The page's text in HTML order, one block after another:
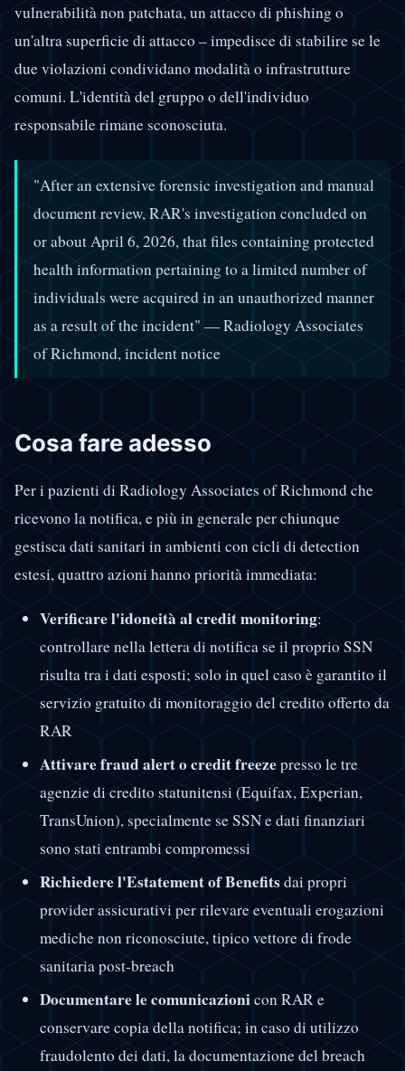
vulnerabilità non patchata, un attacco di phishing o
un'altra superficie di attacco – impedisce di stabilire se le
due violazioni condividano modalità o infrastrutture
comuni. L'identità del gruppo o dell'individuo
responsabile rimane sconosciuta.
"After an extensive forensic investigation and manual
document review, RAR's investigation concluded on
or about April 6, 2026, that files containing protected
health information pertaining to a limited number of
individuals were acquired in an unauthorized manner
as a result of the incident" — Radiology Associates
of Richmond, incident notice
Cosa fare adesso
Per i pazienti di Radiology Associates of Richmond che
ricevono la notifica, e più in generale per chiunque
gestisca dati sanitari in ambienti con cicli di detection
estesi, quattro azioni hanno priorità immediata:
Verificare l'idoneità al credit monitoring:
controllare nella lettera di notifica se il proprio SSN
risulta tra i dati esposti; solo in quel caso è garantito il
servizio gratuito di monitoraggio del credito offerto da
RAR
Attivare fraud alert o credit freezepresso le tre
agenzie di credito statunitensi (Equifax, Experian,
TransUnion), specialmente se SSN e dati finanziari
sono stati entrambi compromessi
Richiedere l'Estatement of Benefitsdai propri
provider assicurativi per rilevare eventuali erogazioni
mediche non riconosciute, tipico vettore di frode
sanitaria post-breach
Documentare le comunicazionicon RAR e
conservare copia della notifica; in caso di utilizzo
fraudolento dei dati, la documentazione del breach